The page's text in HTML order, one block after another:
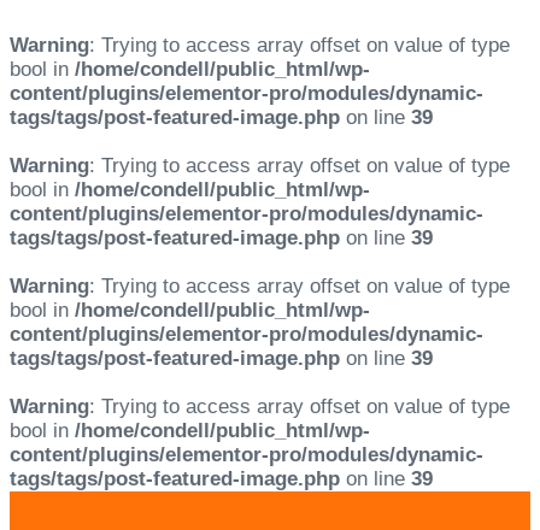
Warning: Trying to access array offset on value of type
bool in /home/condell/public_html/wp-
content/plugins/elementor-pro/modules/dynamic-
tags/tags/post-featured-image.php on line 39
Warning: Trying to access array offset on value of type
bool in /home/condell/public_html/wp-
content/plugins/elementor-pro/modules/dynamic-
tags/tags/post-featured-image.php on line 39
Warning: Trying to access array offset on value of type
bool in /home/condell/public_html/wp-
content/plugins/elementor-pro/modules/dynamic-
tags/tags/post-featured-image.php on line 39
Warning: Trying to access array offset on value of type
bool in /home/condell/public_html/wp-
content/plugins/elementor-pro/modules/dynamic-
tags/tags/post-featured-image.php on line 39